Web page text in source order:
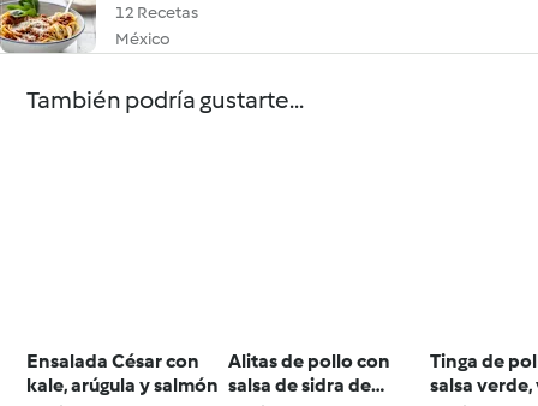
12 Recetas
México
También podría gustarte...
Ensalada César con
kale, arúgula y salmón
Alitas de pollo con
salsa de sidra de
Tinga de
salsa